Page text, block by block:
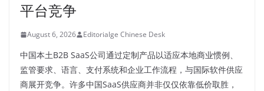
平台竞争
August 6, 2026 Editorialge Chinese Desk
中国本土B2B SaaS公司通过定制产品以适应本地商业惯例、
监管要求、语言、支付系统和企业工作流程，与国际软件供应
商展开竞争。许多中国SaaS供应商并非仅仅依靠低价取胜，